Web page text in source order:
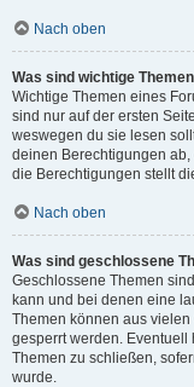
Nach oben
Was sind wichtige
Wichtige Themen eines
sind nur auf der ersten
weswegen du sie lesen
deinen Berechtigungen
die Berechtigungen stellt
Nach oben
Was sind geschlossene
Geschlossene Themen
kann und bei denen eine
Themen können aus
gesperrt werden.
Themen zu schließen,
wurde.